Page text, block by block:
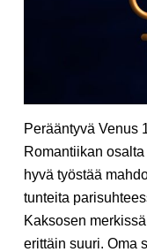
Perääntyvä Venus
Romantiikan
hyvä työstää
tunteita
Kaksosen
erittäin suuri. Oma